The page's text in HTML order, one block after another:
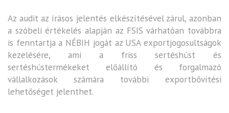
Az audit az írásos jelentés elkészítésével zárul, azonban
a szóbeli értékelés alapján az FSIS várhatóan továbbra
is fenntartja a NÉBIH jogát az USA exportjogosultságok
kezelésére, ami a friss sertéshúst és
sertéshústermékeket előállító és forgalmazó
vállalkozások számára további exportbővítési
lehetőséget jelenthet.